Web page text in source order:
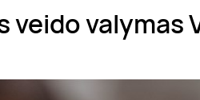
veido valymas